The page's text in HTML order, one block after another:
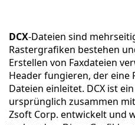
DCX-Dateien sind
Rastergrafiken bestehen
Erstellen von Faxdateien
Header fungieren, der eine
Dateien einleitet. DCX ist
ursprünglich zusammen
Zsoft Corp. entwickelt und